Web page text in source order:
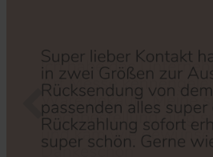
Zurück